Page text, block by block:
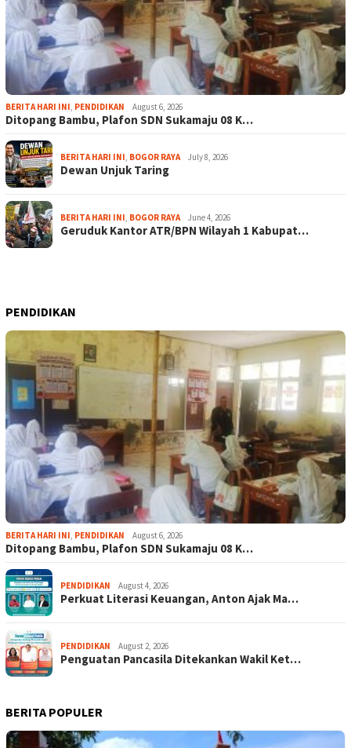
BERITA HARI INI, PENDIDIKAN August 6, 2026
Ditopang Bambu, Plafon SDN Sukamaju 08 K…
BERITA HARI INI, BOGOR RAYA July 8, 2026
Dewan Unjuk Taring
BERITA HARI INI, BOGOR RAYA June 4, 2026
Geruduk Kantor ATR/BPN Wilayah 1 Kabupat…
PENDIDIKAN
BERITA HARI INI, PENDIDIKAN August 6, 2026
Ditopang Bambu, Plafon SDN Sukamaju 08 K…
PENDIDIKAN August 4, 2026
Perkuat Literasi Keuangan, Anton Ajak Ma…
PENDIDIKAN August 2, 2026
Penguatan Pancasila Ditekankan Wakil Ket…
BERITA POPULER